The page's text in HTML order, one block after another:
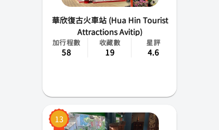
華欣復古火車站 (Hua Hin Tourist
Attractions Avitip)
加行程數
58
收藏數
19
星評
4.6
13